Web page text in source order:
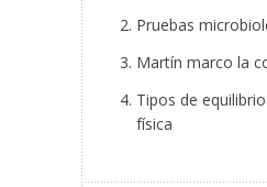
Pruebas
Martín marco la
Tipos de
física